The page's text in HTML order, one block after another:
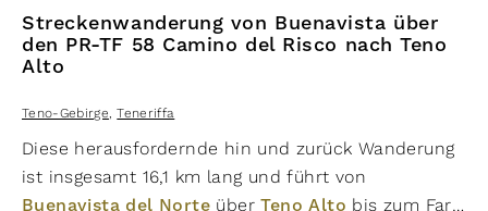
Meer. Es bieten sich grandiose Ausblicke in
Schluchten, die Südostküste sowie die Berge am
Rand der Caldera.
Streckenwanderung von Buenavista über
den PR-TF 58 Camino del Risco nach Teno
Alto
Teno-Gebirge Teneriffa
Diese herausfordernde hin und zurück Wanderung
ist insgesamt 16,1 km lang und führt von
Buenavista del Norte überTeno Alto bis zum Faro